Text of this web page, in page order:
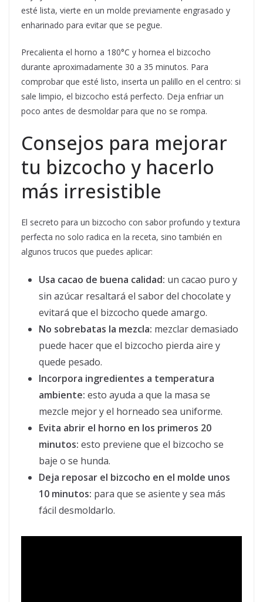
esté lista, vierte en un molde previamente engrasado y
enharinado para evitar que se pegue.
Precalienta el horno a 180°C y hornea el bizcocho
durante aproximadamente 30 a 35 minutos. Para
comprobar que esté listo, inserta un palillo en el centro: si
sale limpio, el bizcocho está perfecto. Deja enfriar un
poco antes de desmoldar para que no se rompa.
Consejos para mejorar
tu bizcocho y hacerlo
más irresistible
El secreto para un bizcocho con sabor profundo y textura
perfecta no solo radica en la receta, sino también en
algunos trucos que puedes aplicar:
Usa cacao de buena calidad: un cacao puro y
sin azúcar resaltará el sabor del chocolate y
evitará que el bizcocho quede amargo.
No sobrebatas la mezcla: mezclar demasiado
puede hacer que el bizcocho pierda aire y
quede pesado.
Incorpora ingredientes a temperatura
ambiente: esto ayuda a que la masa se
mezcle mejor y el horneado sea uniforme.
Evita abrir el horno en los primeros 20
minutos: esto previene que el bizcocho se
baje o se hunda.
Deja reposar el bizcocho en el molde unos
10 minutos: para que se asiente y sea más
fácil desmoldarlo.